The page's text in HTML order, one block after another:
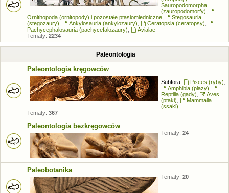
Sauropodomorpha
(zauropodomorfy)
Ornithopoda (ornitopody) i pozostałe ptasiomiedniczne
Stegosauria
(stegozaury)
Ankylosauria (ankylozaury) Ceratopsia (ceratopsy)
Pachycephalosauria (pachycefalozaury)
Avialae
Tematy: 2234
Paleontologia
Paleontologia kręgowców
Subfora: Pisces (ryby)
Amphibia (płazy)
Reptilia (gady)
Aves
(ptaki)
Mammalia
(ssaki)
Tematy: 367
Paleontologia bezkręgowców
Tematy: 24
Paleobotanika
Tematy: 20